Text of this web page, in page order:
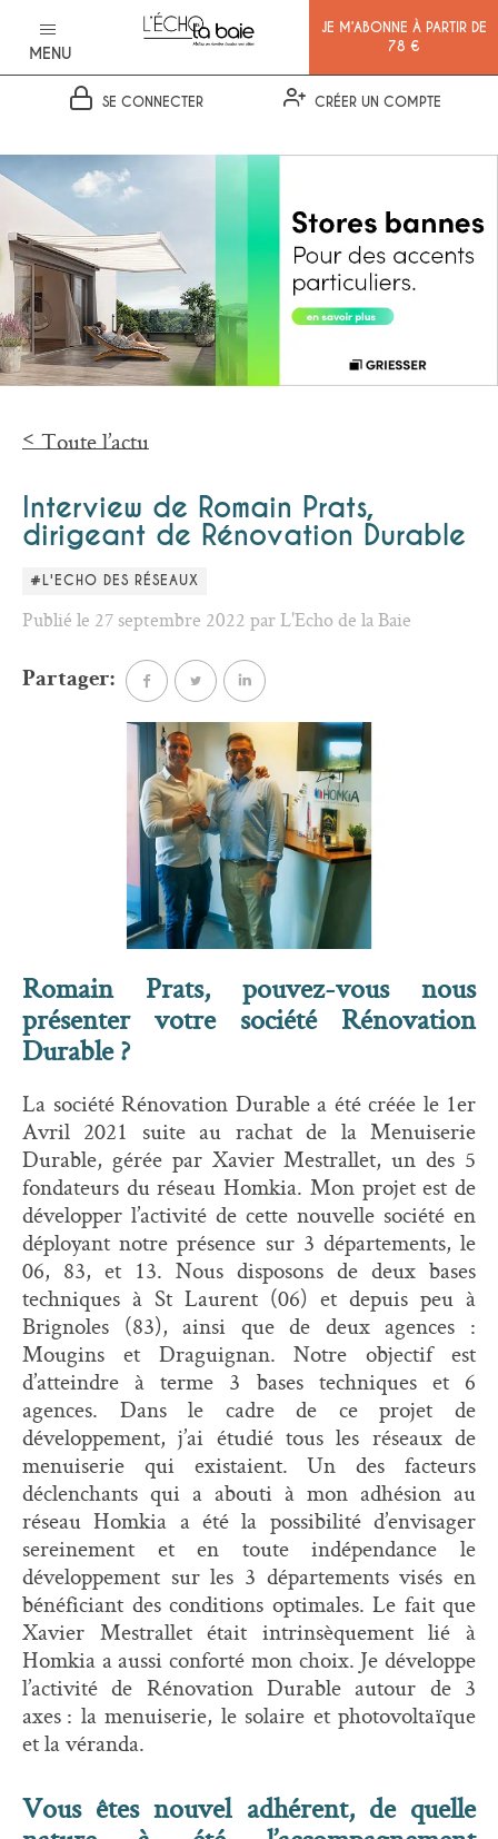
MENU
JE M’ABONNE À PARTIR DE
78 €
SE CONNECTER CRÉER UN COMPTE
Toute l’actu
Interview de Romain Prats,
dirigeant de Rénovation Durable
#L'ECHO DES RÉSEAUX
Publié le 27 septembre 2022 par L'Echo de la Baie
Partager:
Romain Prats, pouvez-vous nous
présenter votre société Rénovation
Durable ?
La société Rénovation Durable a été créée le 1er
Avril 2021 suite au rachat de la Menuiserie
Durable, gérée par Xavier Mestrallet, un des 5
fondateurs du réseau Homkia. Mon projet est de
développer l’activité de cette nouvelle société en
déployant notre présence sur 3 départements, le
06, 83, et 13. Nous disposons de deux bases
techniques à St Laurent (06) et depuis peu à
Brignoles (83), ainsi que de deux agences :
Mougins et Draguignan. Notre objectif est
d’atteindre à terme 3 bases techniques et 6
agences. Dans le cadre de ce projet de
développement, j’ai étudié tous les réseaux de
menuiserie qui existaient. Un des facteurs
déclenchants qui a abouti à mon adhésion au
réseau Homkia a été la possibilité d’envisager
sereinement et en toute indépendance le
développement sur les 3 départements visés en
bénéficiant des conditions optimales. Le fait que
Xavier Mestrallet était intrinsèquement lié à
Homkia a aussi conforté mon choix. Je développe
l’activité de Rénovation Durable autour de 3
axes : la menuiserie, le solaire et photovoltaïque
et la véranda.
Vous êtes nouvel adhérent, de quelle